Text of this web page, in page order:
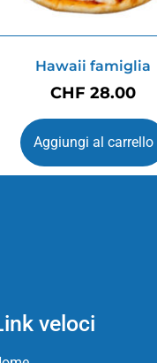
Hawaii famiglia
CHF 28.00
Aggiungi al carrello
veloci